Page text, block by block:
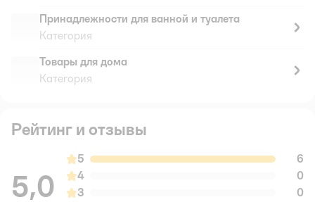
Принадлежности для ванной и туалета
Категория
Товары для дома
Категория
Рейтинг и отзывы
5,0
5
6
4
0
3
0